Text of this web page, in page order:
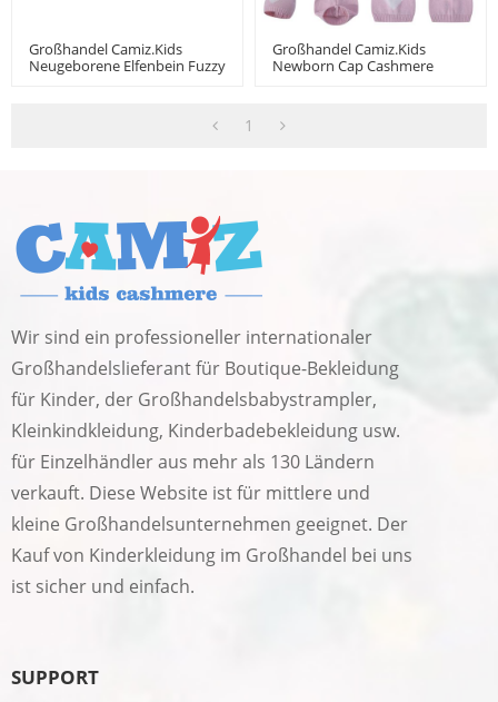
Großhandel Camiz.kids
Neugeborene Elfenbein Fuzzy
Großhandel Camiz.kids
Newborn Cap Cashmere
1
Wir sind ein professioneller internationaler
Großhandelslieferant für Boutique-Bekleidung
für Kinder, der Großhandelsbabystrampler,
Kleinkindkleidung, Kinderbadebekleidung usw.
für Einzelhändler aus mehr als 130 Ländern
verkauft. Diese Website ist für mittlere und
kleine Großhandelsunternehmen geeignet. Der
Kauf von Kinderkleidung im Großhandel bei uns
ist sicher und einfach.
SUPPORT